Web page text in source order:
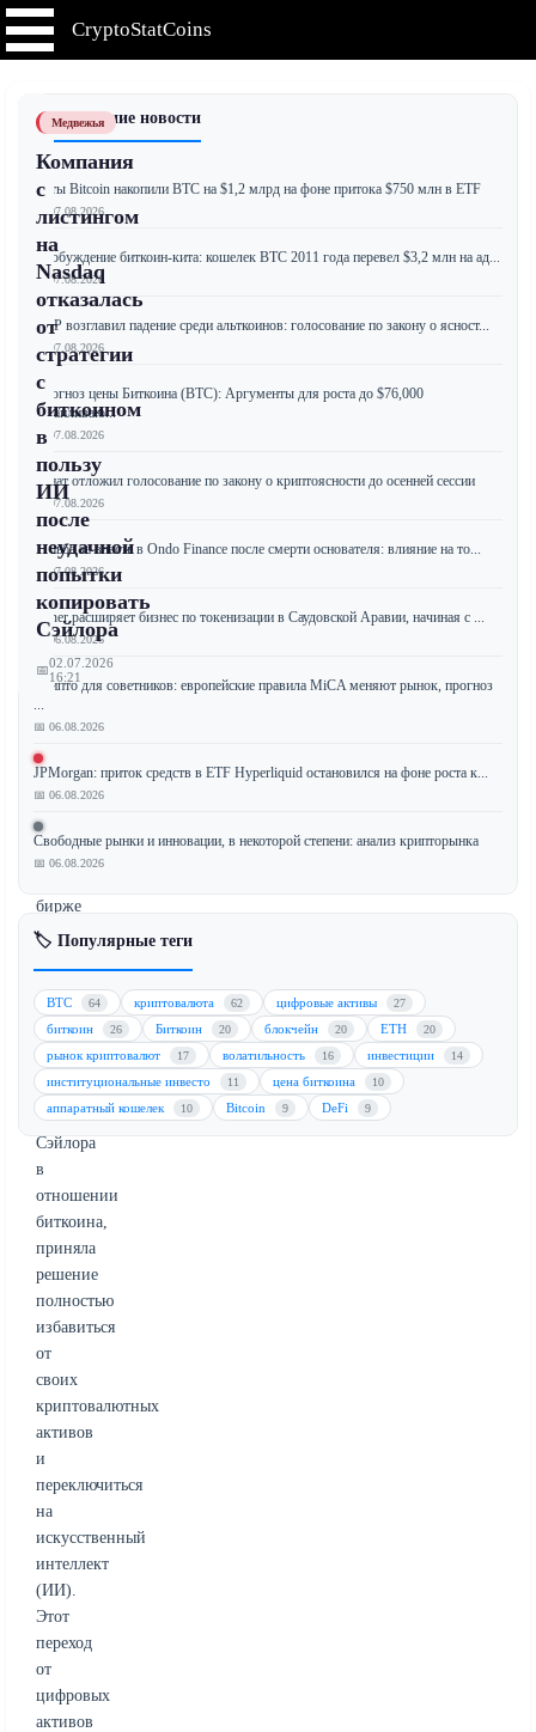
CryptoStatCoins
Медвежья
Компания
с
листингом
на
Nasdaq
отказалась
от
стратегии
с
биткоином
в
пользу
ИИ
после
неудачной
попытки
копировать
Сэйлора
📅02.07.2026
16:21
Финансово
нестабильная
компания,
котирующаяся
бирже
Nasdaq,
ранее
пыталась
скопировать
инвестиционную
стратегию
Майкла
Сэйлора
в
отношении
биткоина,
приняла
решение
полностью
избавиться
от
своих
криптовалютных
активов
и
переключиться
на
искусственный
интеллект
(ИИ).
Этот
переход
от
цифровых
активов
📰 Последние новости
Киты Bitcoin накопили BTC на $1,2 млрд на фоне притока $750 млн в ETF
📅 07.08.2026
Пробуждение биткоин-кита: кошелек BTC 2011 года перевел $3,2 млн на ад...
📅 07.08.2026
XRP возглавил падение среди альткоинов: голосование по закону о ясност...
📅 07.08.2026
Прогноз цены Биткоина (BTC): Аргументы для роста до $76,000
накапливаю...
📅 07.08.2026
Сенат отложил голосование по закону о криптоясности до осенней сессии
📅 07.08.2026
Борьба за власть в Ondo Finance после смерти основателя: влияние на то...
📅 07.08.2026
Tether расширяет бизнес по токенизации в Саудовской Аравии, начиная с ...
📅 06.08.2026
Крипто для советников: европейские правила MiCA меняют рынок, прогноз
...
📅 06.08.2026
JPMorgan: приток средств в ETF Hyperliquid остановился на фоне роста к...
📅 06.08.2026
Свободные рынки и инновации, в некоторой степени: анализ крипторынка
📅 06.08.2026
🏷️ Популярные теги
BTC 64 криптовалюта 62 цифровые активы 27
биткоин 26 Биткоин 20 блокчейн 20 ETH 20
рынок криптовалют 17 волатильность 16 инвестиции 14
институциональные инвесто 11 цена биткоина 10
аппаратный кошелек 10 Bitcoin 9 DeFi 9